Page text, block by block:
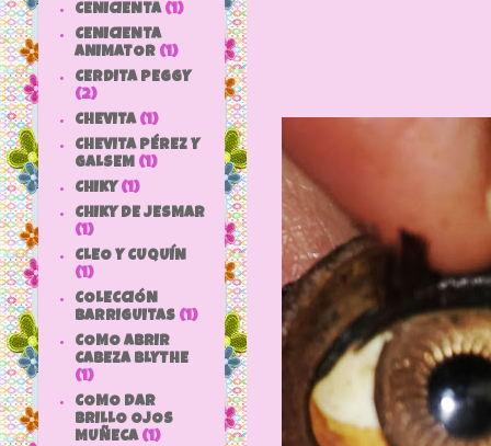
CENICIENTA (1)
CENICIENTA
ANIMATOR (1)
CERDITA PEGGY
(2)
CHEVITA (1)
CHEVITA PÉREZ Y
GALSEM (1)
CHIKY (1)
CHIKY DE JESMAR
(1)
CLEO Y CUQUÍN
(1)
COLECCIÓN
BARRIGUITAS (1)
COMO ABRIR
CABEZA BLYTHE
(1)
COMO DAR
BRILLO OJOS
MUÑECA (1)